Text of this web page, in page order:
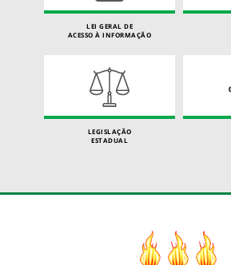
LEI GERAL DE
ACESSO À INFORMAÇÃO
LEGISLAÇÃO
ESTADUAL